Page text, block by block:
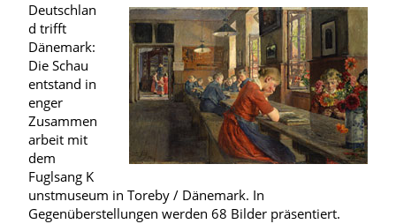
Deutschlan
d trifft
Dänemark:
Die Schau
entstand in
enger
Zusammen
arbeit mit
dem
Fuglsang K
unstmuseum in Toreby / Dänemark. In
Gegenüberstellungen werden 68 Bilder präsentiert.